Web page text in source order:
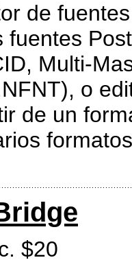
de
fuentes
Multi-
o
de un
$20